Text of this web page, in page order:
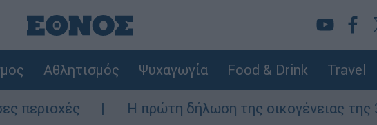
Αθλητισμός Ψυχαγωγία Food & Drink Travel
Η πρώτη δήλωση της οικογένειας της 38χρονης